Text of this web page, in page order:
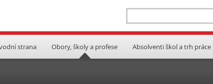
strana Obory, školy a profese Absolventi škol a trh práce